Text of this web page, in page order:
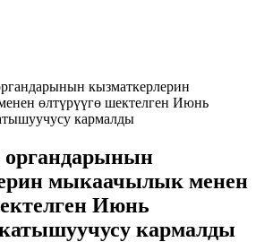
кызматкерлерин
өлтүрүүгө шектелген Июнь
кармалды
органдарынын
мыкаачылык менен
Июнь
кармалды